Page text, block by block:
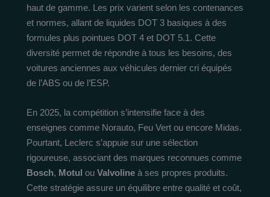
haut de gamme. Les prix varient selon les contenances
et normes, allant de liquides DOT 3 basiques à des
formules plus pointues DOT 4 et DOT 5.1. Cette
diversité permet de répondre à tous les besoins, des
voitures anciennes aux véhicules dernier cri équipés
de l’ABS ou de l’ESP.
En 2025, la compétition s’intensifie face à des
enseignes comme Norauto, Feu Vert ou encore Midas.
Pourtant, Leclerc s’appuie sur une sélection
rigoureuse, associant des marques reconnues comme
Bosch, Motul ou Valvoline à ses propres produits.
Cette stratégie assure un équilibre entre qualité et coût,